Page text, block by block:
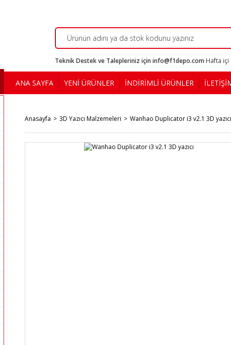
Teknik Destek ve Talepleriniz için info@f1depo.com Hafta içi
ANA SAYFA YENİ ÜRÜNLER İNDİRİMLİ ÜRÜNLER
Anasayfa 3D Yazıcı Malzemeleri Wanhao Duplicator i3 v2.1 3D yazıcı